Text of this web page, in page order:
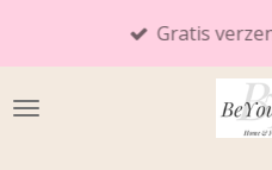
de
Gratis